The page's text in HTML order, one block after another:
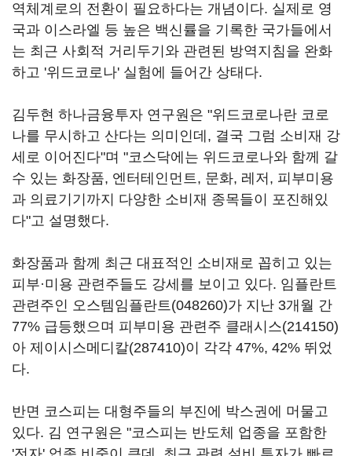
역체계로의 전환이 필요하다는 개념이다. 실제로 영
국과 이스라엘 등 높은 백신률을 기록한 국가들에서
는 최근 사회적 거리두기와 관련된 방역지침을 완화
하고 '위드코로나' 실험에 들어간 상태다.
김두현 하나금융투자 연구원은 "위드코로나란 코로
나를 무시하고 산다는 의미인데, 결국 그럼 소비재 강
세로 이어진다"며 "코스닥에는 위드코로나와 함께 갈
수 있는 화장품, 엔터테인먼트, 문화, 레저, 피부미용
과 의료기기까지 다양한 소비재 종목들이 포진해있
다"고 설명했다.
화장품과 함께 최근 대표적인 소비재로 꼽히고 있는
피부·미용 관련주들도 강세를 보이고 있다. 임플란트
관련주인 오스템임플란트(048260)가 지난 3개월 간
77% 급등했으며 피부미용 관련주 클래시스(214150)
아 제이시스메디칼(287410)이 각각 47%, 42% 뛰었
다.
반면 코스피는 대형주들의 부진에 박스권에 머물고
있다. 김 연구원은 "코스피는 반도체 업종을 포함한